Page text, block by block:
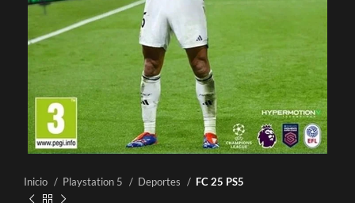
Inicio Playstation 5 Deportes FC 25 PS5